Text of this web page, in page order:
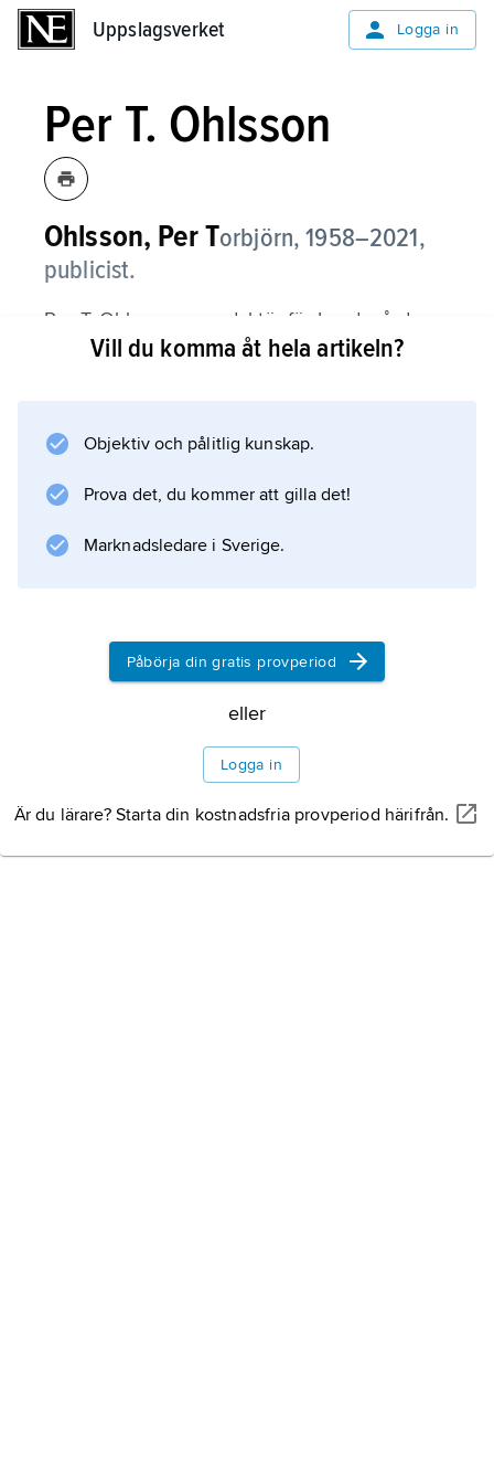
Uppslagsverket Logga in
Per T. Ohlsson
Ohlsson, Per Torbjörn,1958–2021,
publicist.
Per T. Ohlsson var redaktör för Lundagård
1980–81 och anställd vid Expressen 1982–85,
och sedan 2005 som kolumnist. Som politisk
starkt tidningens oberoende liberala, USA-
Information om artikeln
Vill du komma åt hela artikeln?
Objektiv och pålitlig kunskap.
Prova det, du kommer att gilla det!
Marknadsledare i Sverige.
Påbörja din gratis provperiod
eller
Logga in
Är du lärare? Starta din kostnadsfria provperiod härifrån.